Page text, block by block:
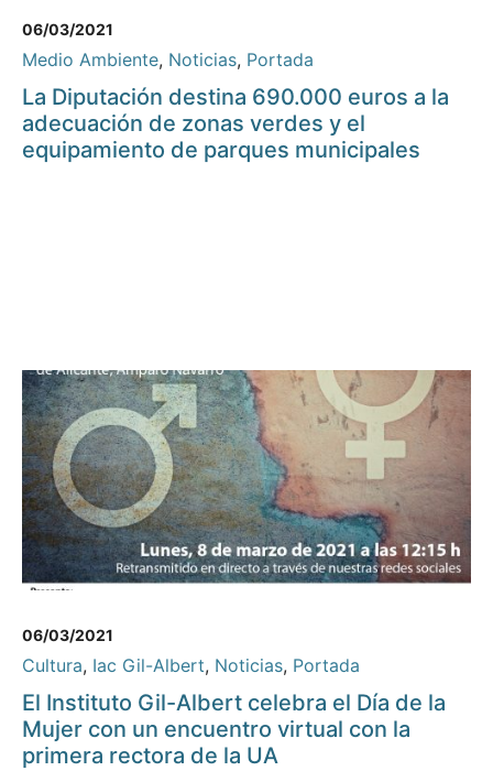
06/03/2021
Medio Ambiente, Noticias, Portada
La Diputación destina 690.000 euros a la
adecuación de zonas verdes y el
equipamiento de parques municipales
06/03/2021
Cultura, Iac Gil-Albert, Noticias, Portada
El Instituto Gil-Albert celebra el Día de la
Mujer con un encuentro virtual con la
primera rectora de la UA